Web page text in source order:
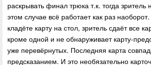
раскрывать финал трюка т.к. тогда зритель
этом случае всё работает как раз
кладёте карту на стол, зритель сдаёт все
кроме одной и не обнаруживает карту-
уже перевёрнутых. Последняя карта
предсказанием. И это необязательно